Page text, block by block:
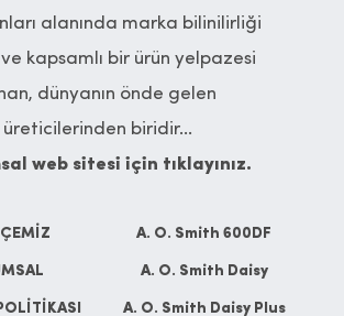
alanında marka bilinilirliği
kapsamlı bir ürün yelpazesi
dünyanın önde gelen
üreticilerinden biridir...
web sitesi için tıklayınız.
A. O. Smith 600DF
A. O. Smith Daisy
A. O. Smith Daisy Plus